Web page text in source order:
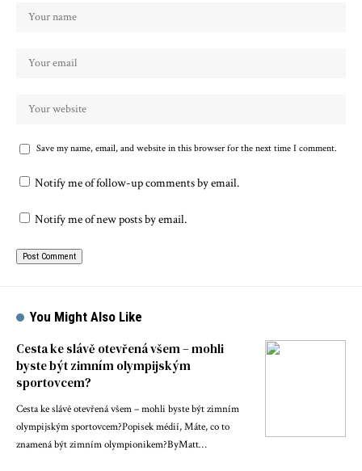
Save my name, email, and website in this browser for the next time I comment.
Notify me of follow-up comments by email.
Notify me of new posts by email.
You Might Also Like
Cesta ke slávě otevřená všem – mohli
byste být zimním olympijským
sportovcem?
Cesta ke slávě otevřená všem – mohli byste být zimním
olympijským sportovcem?Popisek médií, Máte, co to
znamená být zimním olympionikem?ByMatt…